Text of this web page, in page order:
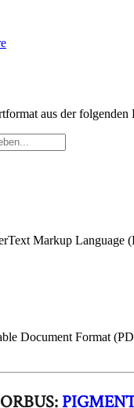
aus der folgenden
Markup Language
Document Format